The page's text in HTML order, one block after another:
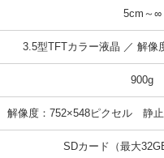
5cm～∞
3.5型TFTカラー液晶 ／ 解像
900g
解像度：752×548ピクセル　静
SDカード（最大